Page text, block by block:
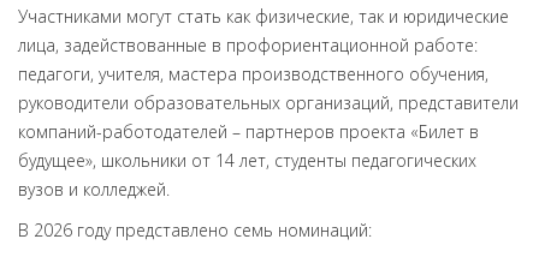
Участниками могут стать как физические, так и юридические
лица, задействованные в профориентационной работе:
педагоги, учителя, мастера производственного обучения,
руководители образовательных организаций, представители
компаний-работодателей – партнеров проекта «Билет в
будущее», школьники от 14 лет, студенты педагогических
вузов и колледжей.
В 2026 году представлено семь номинаций: